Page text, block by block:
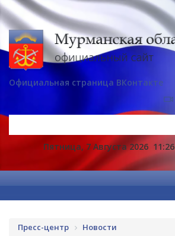
Официальная страница ВКонтакте
Пятница, 7 Августа 2026 11:26
Пресс-центр
Новости